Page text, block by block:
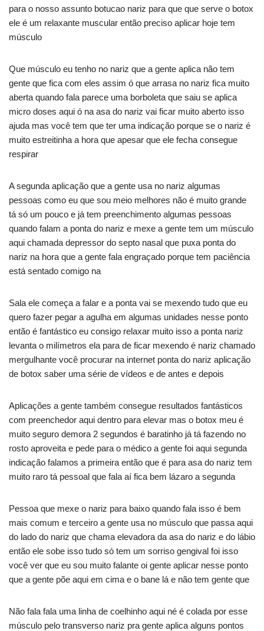
para o nosso assunto botucao nariz para que que serve o botox
ele é um relaxante muscular então preciso aplicar hoje tem
músculo
Que músculo eu tenho no nariz que a gente aplica não tem
gente que fica com eles assim ó que arrasa no nariz fica muito
aberta quando fala parece uma borboleta que saiu se aplica
micro doses aqui ó na asa do nariz vai ficar muito aberto isso
ajuda mas você tem que ter uma indicação porque se o nariz é
muito estreitinha a hora que apesar que ele fecha consegue
respirar
A segunda aplicação que a gente usa no nariz algumas
pessoas como eu que sou meio melhores não é muito grande
tá só um pouco e já tem preenchimento algumas pessoas
quando falam a ponta do nariz e mexe a gente tem um músculo
aqui chamada depressor do septo nasal que puxa ponta do
nariz na hora que a gente fala engraçado porque tem paciência
está sentado comigo na
Sala ele começa a falar e a ponta vai se mexendo tudo que eu
quero fazer pegar a agulha em algumas unidades nesse ponto
então é fantástico eu consigo relaxar muito isso a ponta nariz
levanta o milímetros ela para de ficar mexendo é nariz chamado
mergulhante você procurar na internet ponta do nariz aplicação
de botox saber uma série de vídeos e de antes e depois
Aplicações a gente também consegue resultados fantásticos
com preenchedor aqui dentro para elevar mas o botox meu é
muito seguro demora 2 segundos é baratinho já tá fazendo no
rosto aproveita e pede para o médico a gente foi aqui segunda
indicação falamos a primeira então que é para asa do nariz tem
muito raro tá pessoal que fala aí fica bem lázaro a segunda
Pessoa que mexe o nariz para baixo quando fala isso é bem
mais comum e terceiro a gente usa no músculo que passa aqui
do lado do nariz que chama elevadora da asa do nariz e do lábio
então ele sobe isso tudo só tem um sorriso gengival foi isso
você ver que eu sou muito falante oi gente aplicar nesse ponto
que a gente põe aqui em cima e o bane lá e não tem gente que
Não fala fala uma linha de coelhinho aqui né é colada por esse
músculo pelo transverso nariz pra gente aplica alguns pontos